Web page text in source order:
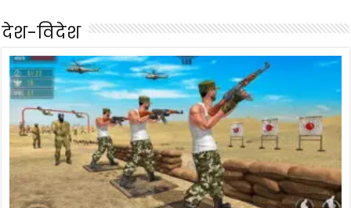
देश-विदेश